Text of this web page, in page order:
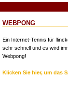
WEBPONG
Ein Internet-Tennis für
sehr schnell und es wird
Webpong!
Klicken Sie hier, um das